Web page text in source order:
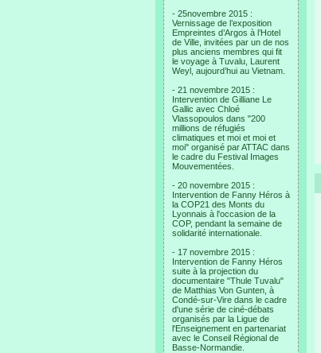
- 25novembre 2015 :
Vernissage de l’exposition
Empreintes d’Argos à l’Hotel
de Ville, invitées par un de nos
plus anciens membres qui fit
le voyage à Tuvalu, Laurent
Weyl, aujourd’hui au Vietnam.
- 21 novembre 2015 :
Intervention de Gilliane Le
Gallic avec Chloé
Vlassopoulos dans "200
millions de réfugiés
climatiques et moi et moi et
moi" organisé par ATTAC dans
le cadre du Festival Images
Mouvementées.
- 20 novembre 2015 :
Intervention de Fanny Héros à
la COP21 des Monts du
Lyonnais à l'occasion de la
COP, pendant la semaine de
solidarité internationale.
- 17 novembre 2015 :
Intervention de Fanny Héros
suite à la projection du
documentaire "Thule Tuvalu"
de Matthias Von Gunten, à
Condé-sur-Vire dans le cadre
d'une série de ciné-débats
organisés par la Ligue de
l'Enseignement en partenariat
avec le Conseil Régional de
Basse-Normandie.